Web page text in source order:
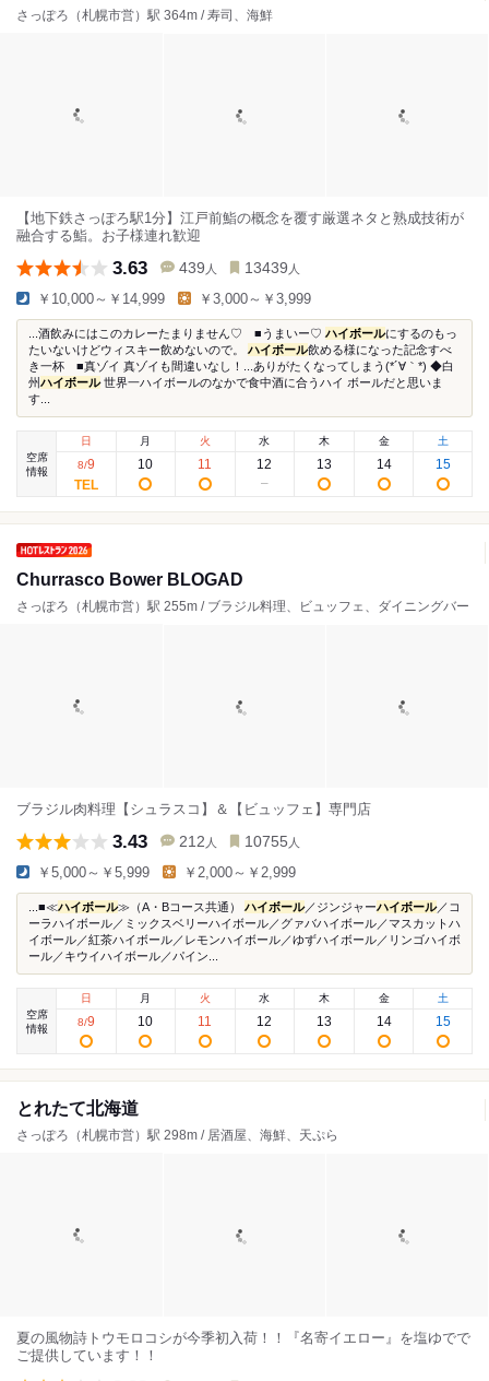
さっぽろ（札幌市営）駅 364m / 寿司、海鮮
【地下鉄さっぽろ駅1分】江戸前鮨の概念を覆す厳選ネタと熟成技術が
融合する鮨。お子様連れ歓迎
3.63 439 人 13439 人
￥10,000～￥14,999 ￥3,000～￥3,999
...酒飲みにはこのカレーたまりません♡ ■うまいー♡ ハイボールにするのもっ
たいないけどウィスキー飲めないので。 ハイボール飲める様になった記念すべ
き一杯 ■真ゾイ 真ゾイも間違いなし！...ありがたくなってしまう(*´∀｀*) ◆白
州ハイボール世界一ハイボールのなかで食中酒に合うハイ ボールだと思いま
す...
空席
情報
日
8/9
月
10
火
11
水
12
木
13
金
14
土
15
Churrasco Bower BLOGAD
さっぽろ（札幌市営）駅 255m / ブラジル料理、ビュッフェ、ダイニングバー
ブラジル肉料理【シュラスコ】＆【ビュッフェ】専門店
3.43 212 人 10755 人
￥5,000～￥5,999 ￥2,000～￥2,999
...■≪ハイボール≫（A・Bコース共通） ハイボール／ジンジャーハイボール／コ
ーラハイボール／ミックスベリーハイボール／グァバハイボール／マスカットハ
イボール／紅茶ハイボール／レモンハイボール／ゆずハイボール／リンゴハイボ
ール／キウイハイボール／パイン...
空席
情報
日
8/9
月
10
火
11
水
12
木
13
金
14
土
15
とれたて北海道
さっぽろ（札幌市営）駅 298m / 居酒屋、海鮮、天ぷら
夏の風物詩トウモロコシが今季初入荷！！『名寄イエロー』を塩ゆでで
ご提供しています！！